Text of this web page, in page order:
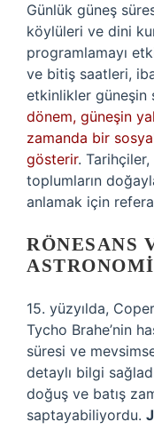
Günlük güneş
köylüleri ve dini
programlamayı
ve bitiş saatleri,
etkinlikler güneşin
dönem, güneşin
zamanda bir
gösterir. Tarihçiler,
toplumların
anlamak için
RÖNESANS
ASTRONOMI
15. yüzyılda,
Tycho Brahe’nin
süresi ve
detaylı bilgi
doğuş ve batış
saptayabiliyordu.